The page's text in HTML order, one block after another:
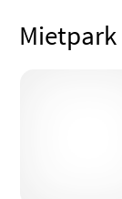
Mietpark